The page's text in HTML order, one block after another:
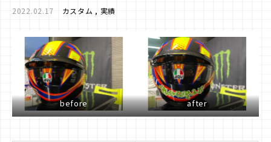
2022.02.17 カスタム 実績
before after